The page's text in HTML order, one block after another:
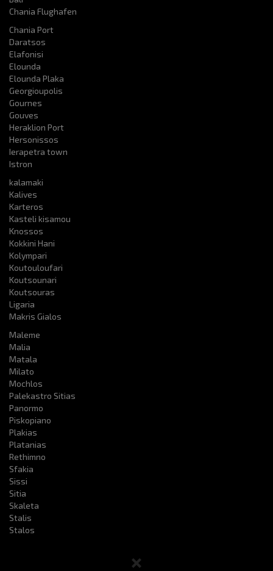
Chania Flughafen
Chania Port
Daratsos
Elafonisi
Elounda
Elounda Plaka
Georgioupolis
Gournes
Gouves
Heraklion Port
Hersonissos
Ierapetra town
Istron
kalamaki
Kalives
Karteros
Kasteli kisamou
Knossos
Kokkini Hani
Kolympari
Koutouloufari
Koutsounari
Koutsouras
Ligaria
Makris Gialos
Maleme
Malia
Matala
Milato
Mochlos
Palekastro Sitias
Panormo
Piskopiano
Plakias
Platanias
Rethimno
Sfakia
Sissi
Sitia
Skaleta
Stalis
Stalos